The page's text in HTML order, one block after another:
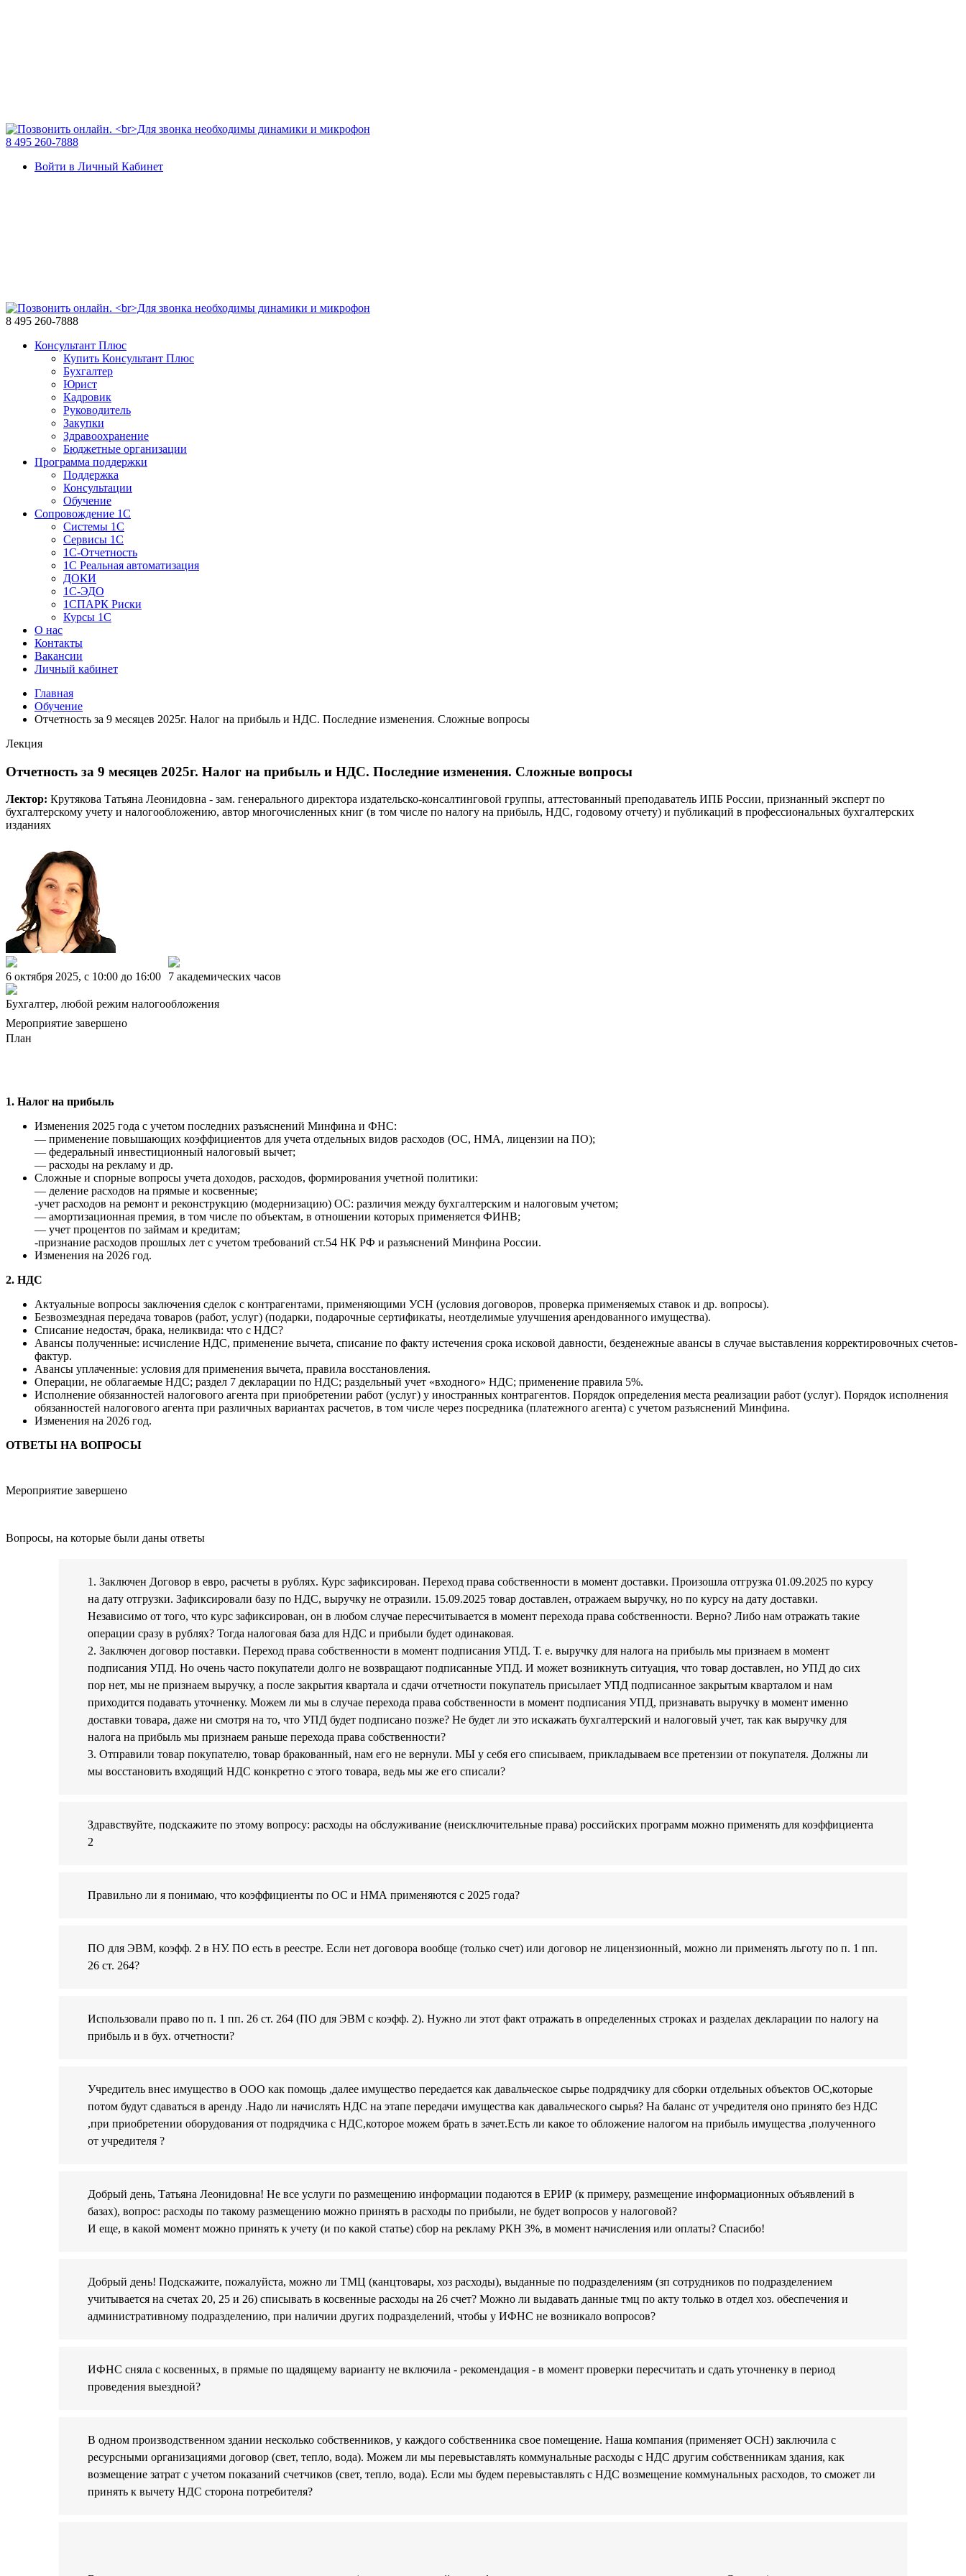
8 495 260-7888
Войти в Личный Кабинет
8 495 260-7888
Консультант Плюс
Купить Консультант Плюс
Бухгалтер
Юрист
Кадровик
Руководитель
Закупки
Здравоохранение
Бюджетные организации
Программа поддержки
Поддержка
Консультации
Обучение
Сопровождение 1С
Системы 1С
Сервисы 1С
1C-Отчетность
1С Реальная автоматизация
ДОКИ
1C-ЭДО
1СПАРК Риски
Курсы 1С
О нас
Контакты
Вакансии
Личный кабинет
Главная
Обучение
Отчетность за 9 месяцев 2025г. Налог на прибыль и НДС. Последние изменения. Сложные вопросы
Лекция
Отчетность за 9 месяцев 2025г. Налог на прибыль и НДС. Последние изменения. Сложные вопросы
Лектор: Крутякова Татьяна Леонидовна - зам. генерального директора издательско-консалтинговой группы, аттестованный преподаватель ИПБ России, признанный эксперт по
бухгалтерскому учету и налогообложению, автор многочисленных книг (в том числе по налогу на прибыль, НДС, годовому отчету) и публикаций в профессиональных бухгалтерских
изданиях
6 октября 2025, c 10:00 до 16:00 7 академических часов
Бухгалтер, любой режим налогообложения
Мероприятие завершено
План
1. Налог на прибыль
Изменения 2025 года с учетом последних разъяснений Минфина и ФНС:
— применение повышающих коэффициентов для учета отдельных видов расходов (ОС, НМА, лицензии на ПО);
— федеральный инвестиционный налоговый вычет;
— расходы на рекламу и др.
Сложные и спорные вопросы учета доходов, расходов, формирования учетной политики:
— деление расходов на прямые и косвенные;
-учет расходов на ремонт и реконструкцию (модернизацию) ОС: различия между бухгалтерским и налоговым учетом;
— амортизационная премия, в том числе по объектам, в отношении которых применяется ФИНВ;
— учет процентов по займам и кредитам;
-признание расходов прошлых лет с учетом требований ст.54 НК РФ и разъяснений Минфина России.
Изменения на 2026 год.
2. НДС
Актуальные вопросы заключения сделок с контрагентами, применяющими УСН (условия договоров, проверка применяемых ставок и др. вопросы).
Безвозмездная передача товаров (работ, услуг) (подарки, подарочные сертификаты, неотделимые улучшения арендованного имущества).
Списание недостач, брака, неликвида: что с НДС?
Авансы полученные: исчисление НДС, применение вычета, списание по факту истечения срока исковой давности, безденежные авансы в случае выставления корректировочных счетов-
фактур.
Авансы уплаченные: условия для применения вычета, правила восстановления.
Операции, не облагаемые НДС; раздел 7 декларации по НДС; раздельный учет «входного» НДС; применение правила 5%.
Исполнение обязанностей налогового агента при приобретении работ (услуг) у иностранных контрагентов. Порядок определения места реализации работ (услуг). Порядок исполнения
обязанностей налогового агента при различных вариантах расчетов, в том числе через посредника (платежного агента) с учетом разъяснений Минфина.
Изменения на 2026 год.
ОТВЕТЫ НА ВОПРОСЫ
Мероприятие завершено
Вопросы, на которые были даны ответы
1. Заключен Договор в евро, расчеты в рублях. Курс зафиксирован. Переход права собственности в момент доставки. Произошла отгрузка 01.09.2025 по курсу
на дату отгрузки. Зафиксировали базу по НДС, выручку не отразили. 15.09.2025 товар доставлен, отражаем выручку, но по курсу на дату доставки.
Независимо от того, что курс зафиксирован, он в любом случае пересчитывается в момент перехода права собственности. Верно? Либо нам отражать такие
операции сразу в рублях? Тогда налоговая база для НДС и прибыли будет одинаковая.
2. Заключен договор поставки. Переход права собственности в момент подписания УПД. Т. е. выручку для налога на прибыль мы признаем в момент
подписания УПД. Но очень часто покупатели долго не возвращают подписанные УПД. И может возникнуть ситуация, что товар доставлен, но УПД до сих
пор нет, мы не признаем выручку, а после закрытия квартала и сдачи отчетности покупатель присылает УПД подписанное закрытым кварталом и нам
приходится подавать уточненку. Можем ли мы в случае перехода права собственности в момент подписания УПД, признавать выручку в момент именно
доставки товара, даже ни смотря на то, что УПД будет подписано позже? Не будет ли это искажать бухгалтерский и налоговый учет, так как выручку для
налога на прибыль мы признаем раньше перехода права собственности?
3. Отправили товар покупателю, товар бракованный, нам его не вернули. МЫ у себя его списываем, прикладываем все претензии от покупателя. Должны ли
мы восстановить входящий НДС конкретно с этого товара, ведь мы же его списали?
Здравствуйте, подскажите по этому вопросу: расходы на обслуживание (неисключительные права) российских программ можно применять для коэффициента
2
Правильно ли я понимаю, что коэффициенты по ОС и НМА применяются с 2025 года?
ПО для ЭВМ, коэфф. 2 в НУ. ПО есть в реестре. Если нет договора вообще (только счет) или договор не лицензионный, можно ли применять льготу по п. 1 пп.
26 ст. 264?
Использовали право по п. 1 пп. 26 ст. 264 (ПО для ЭВМ с коэфф. 2). Нужно ли этот факт отражать в определенных строках и разделах декларации по налогу на
прибыль и в бух. отчетности?
Учредитель внес имущество в ООО как помощь ,далее имущество передается как давальческое сырье подрядчику для сборки отдельных объектов ОС,которые
потом будут сдаваться в аренду .Надо ли начислять НДС на этапе передачи имущества как давальческого сырья? На баланс от учредителя оно принято без НДС
,при приобретении оборудования от подрядчика с НДС,которое можем брать в зачет.Есть ли какое то обложение налогом на прибыль имущества ,полученного
от учредителя ?
Добрый день, Татьяна Леонидовна! Не все услуги по размещению информации подаются в ЕРИР (к примеру, размещение информационных объявлений в
базах), вопрос: расходы по такому размещению можно принять в расходы по прибыли, не будет вопросов у налоговой?
И еще, в какой момент можно принять к учету (и по какой статье) сбор на рекламу РКН 3%, в момент начисления или оплаты? Спасибо!
Добрый день! Подскажите, пожалуйста, можно ли ТМЦ (канцтовары, хоз расходы), выданные по подразделениям (зп сотрудников по подразделением
учитывается на счетах 20, 25 и 26) списывать в косвенные расходы на 26 счет? Можно ли выдавать данные тмц по акту только в отдел хоз. обеспечения и
административному подразделению, при наличии других подразделений, чтобы у ИФНС не возникало вопросов?
ИФНС сняла с косвенных, в прямые по щадящему варианту не включила - рекомендация - в момент проверки пересчитать и сдать уточненку в период
проведения выездной?
В одном производственном здании несколько собственников, у каждого собственника свое помещение. Наша компания (применяет ОСН) заключила с
ресурсными организациями договор (свет, тепло, вода). Можем ли мы перевыставлять коммунальные расходы с НДС другим собственникам здания, как
возмещение затрат с учетом показаний счетчиков (свет, тепло, вода). Если мы будем перевыставлять с НДС возмещение коммунальных расходов, то сможет ли
принять к вычету НДС сторона потребителя?